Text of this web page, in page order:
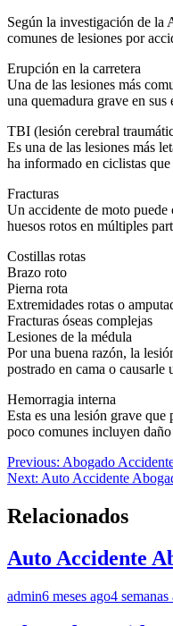
Según la investigación de la
comunes de lesiones por
Erupción en la carretera
Una de las lesiones más
una quemadura grave en sus
TBI (lesión cerebral
Es una de las lesiones más
ha informado en ciclistas que
Fracturas
Un accidente de moto
huesos rotos en múltiples
Costillas rotas
Brazo roto
Pierna rota
Extremidades rotas o
Fracturas óseas complejas
Lesiones de la médula
Por una buena razón, la
postrado en cama o causarle
Hemorragia interna
Esta es una lesión grave
poco comunes incluyen
Navegación
de
entradas
Previous: Abogado
Next: Auto Accidente
Relacionados
Auto Accidente
admin6 meses ago4 semanas